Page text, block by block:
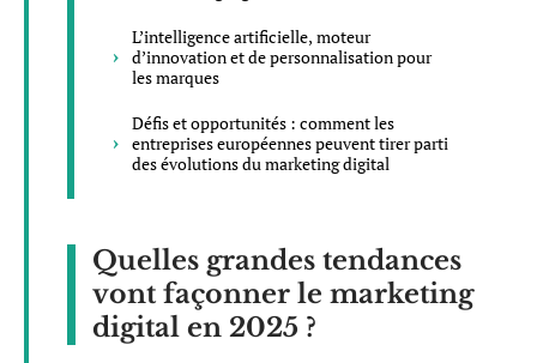
L’intelligence artificielle, moteur
d’innovation et de personnalisation pour
les marques
Défis et opportunités : comment les
entreprises européennes peuvent tirer parti
des évolutions du marketing digital
Quelles grandes tendances
vont façonner le marketing
digital en 2025 ?